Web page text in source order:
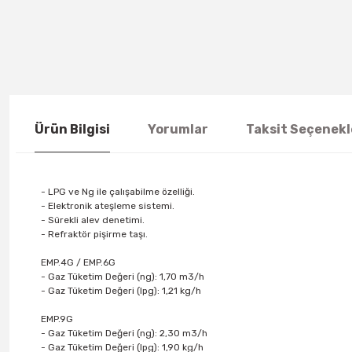
Ürün Bilgisi Yorumlar Taksit
- LPG ve Ng ile çalışabilme özelliği.
- Elektronik ateşleme sistemi.
- Sürekli alev denetimi.
- Refraktör pişirme taşı.
EMP.4G / EMP.6G
- Gaz Tüketim Değeri (ng): 1,70 m3/h
- Gaz Tüketim Değeri (lpg): 1,21 kg/h
EMP.9G
- Gaz Tüketim Değeri (ng): 2,30 m3/h
- Gaz Tüketim Değeri (lpg): 1,90 kg/h